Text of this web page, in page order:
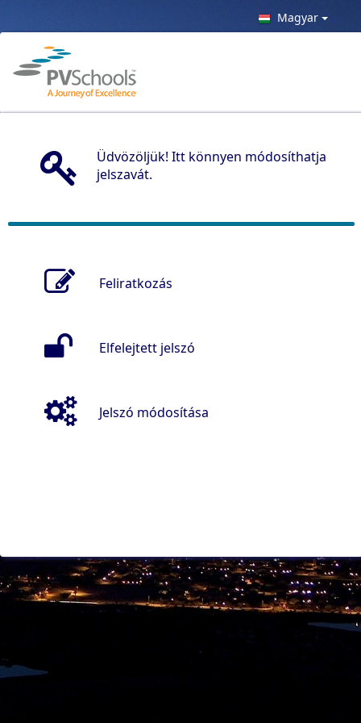
Magyar
Üdvözöljük! Itt könnyen módosíthatja
jelszavát.
Feliratkozás
Elfelejtett jelszó
Jelszó módosítása